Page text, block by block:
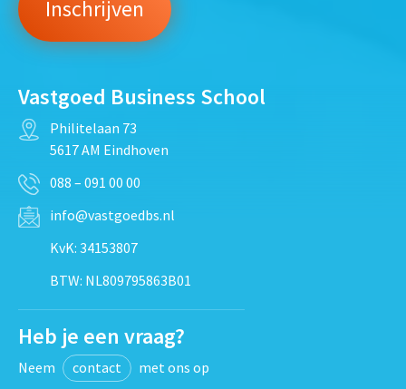
Vastgoed Business School
Philitelaan 73
5617 AM Eindhoven
088 – 091 00 00
info@vastgoedbs.nl
KvK: 34153807
BTW: NL809795863B01
Heb je een vraag?
Neem contact met ons op